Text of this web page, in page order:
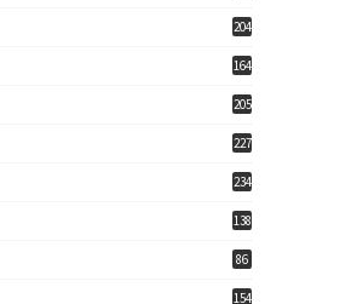
204
164
205
227
234
138
86
154